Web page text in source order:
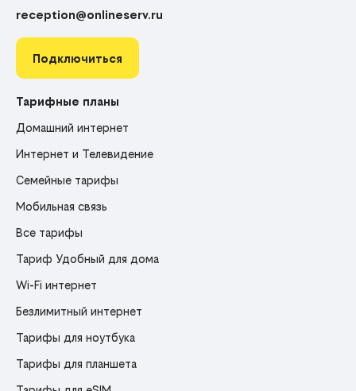
reception@onlineserv.ru
Подключиться
Тарифные планы
Домашний интернет
Интернет и Телевидение
Семейные тарифы
Мобильная связь
Все тарифы
Тариф Удобный для дома
Wi-Fi интернет
Безлимитный интернет
Тарифы для ноутбука
Тарифы для планшета